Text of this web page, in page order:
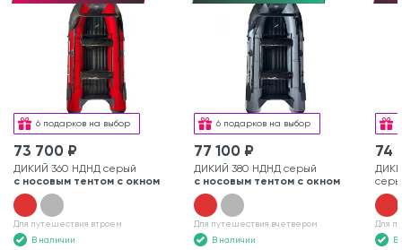
6 подарков на выбор
73 700 ₽
ДИКИЙ 360 НДНД серый
с носовым тентом с окном
Для путешествия втроем
В наличии
6 подарков на выбор
77 100 ₽
ДИКИЙ 380 НДНД серый
с носовым тентом с окном
Для путешествия вчетвером
В наличии
74
Для
В